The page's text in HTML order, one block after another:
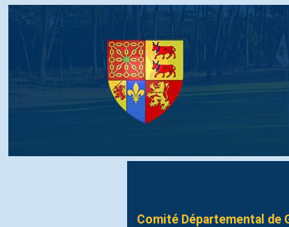
Comité Départemental de